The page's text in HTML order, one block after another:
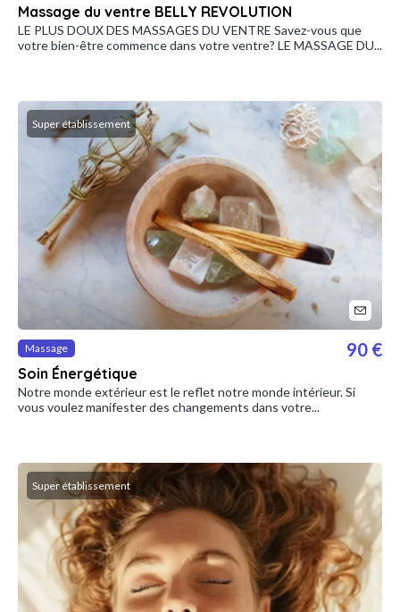
Massage du ventre BELLY REVOLUTION
LE PLUS DOUX DES MASSAGES DU VENTRE Savez-vous que
votre bien-être commence dans votre ventre? LE MASSAGE DU...
Super établissement
Massage
Soin Énergétique
90 €
Notre monde extérieur est le reflet notre monde intérieur. Si
vous voulez manifester des changements dans votre...
Super établissement